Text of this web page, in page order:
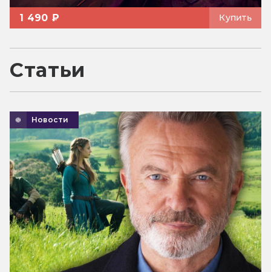
1 490 ₽ Купить
Статьи
Новости